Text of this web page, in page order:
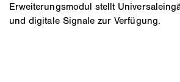
Erweiterungsmodul stellt
und digitale Signale zur Verfügung.